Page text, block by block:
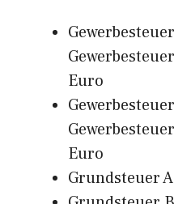
Euro
Euro
Grundsteuer